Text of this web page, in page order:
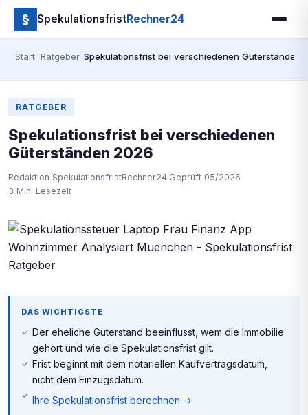
§ SpekulationsfristRechner24
Start Ratgeber ›Spekulationsfrist bei verschiedenen Güterständen
RATGEBER
Spekulationsfrist bei verschiedenen
Güterständen 2026
Redaktion SpekulationsfristRechner24 Geprüft 05/2026
3 Min. Lesezeit
DAS WICHTIGSTE
Der eheliche Güterstand beeinflusst, wem die Immobilie
gehört und wie die Spekulationsfrist gilt.
Frist beginnt mit dem notariellen Kaufvertragsdatum,
nicht dem Einzugsdatum.
Ihre Spekulationsfrist berechnen →